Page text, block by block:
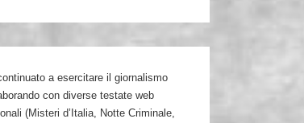
a esercitare il giornalismo
con diverse testate web
(Misteri d’Italia, Notte Criminale,